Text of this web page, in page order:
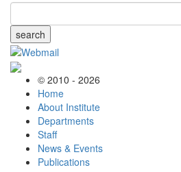
search
© 2010 - 2026
Home
About Institute
Departments
Staff
News & Events
Publications